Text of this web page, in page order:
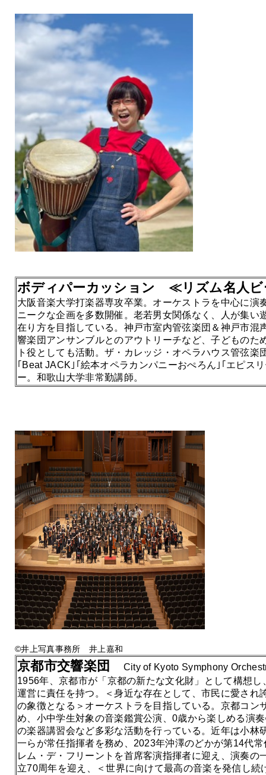
ボディパーカッション ≪リズム名人ビ
大阪音楽大学打楽器専攻卒業。オーケストラを中心に演
ニークな企画を多数開催。老若男女関係なく、人が集い
在り方を目指している。神戸市室内管弦楽団＆神戸市混
響楽団アンサンブルとのアウトリーチなど、子どものた
ト役としても活動。ザ・カレッジ・オペラハウス管弦楽
｢Beat JACK｣｢絵本オペラカンパニーおぺろん｣｢エピス
ー。和歌山大学非常勤講師。
©井上写真事務所 井上嘉和
京都市交響楽団
City of Kyoto Symphony
1956年、京都市が「京都の新たな文化財」として構想
運営に責任を持つ。＜身近な存在として、市民に愛され
の象徴となる＞オーケストラを目指している。京都コン
め、小中学生対象の音楽鑑賞公演、0歳から楽しめる演
の楽器講習会など多彩な活動を行っている。近年は小林
一らが常任指揮者を務め、2023年沖澤のどかが第14代
レム・デ・フリーントを首席客演指揮者に迎え、演奏の
立70周年を迎え、＜世界に向けて最高の音楽を発信し